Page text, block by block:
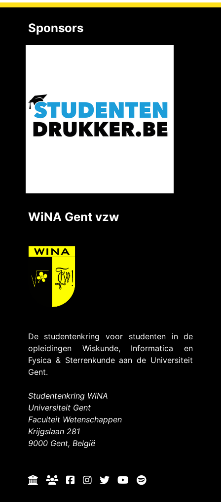
Sponsors
WiNA Gent vzw
De studentenkring voor studenten in de
opleidingen Wiskunde, Informatica en
Fysica & Sterrenkunde aan de Universiteit
Gent.
Studentenkring WiNA
Universiteit Gent
Faculteit Wetenschappen
Krijgslaan 281
9000 Gent, België